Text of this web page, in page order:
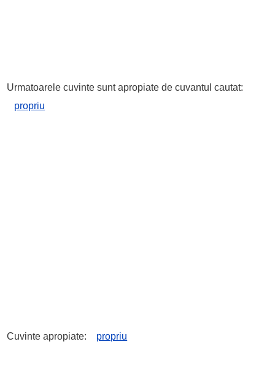
Urmatoarele cuvinte sunt apropiate de cuvantul cautat:
propriu
Cuvinte apropiate: propriu